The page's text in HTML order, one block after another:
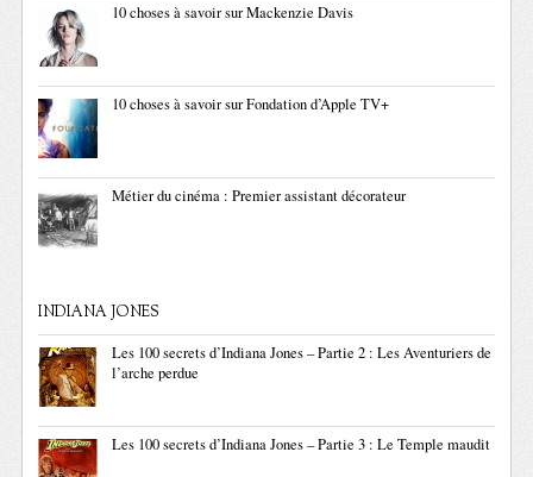
10 choses à savoir sur Mackenzie Davis
10 choses à savoir sur Fondation d’Apple TV+
Métier du cinéma : Premier assistant décorateur
INDIANA JONES
Les 100 secrets d’Indiana Jones – Partie 2 : Les Aventuriers de
l’arche perdue
Les 100 secrets d’Indiana Jones – Partie 3 : Le Temple maudit